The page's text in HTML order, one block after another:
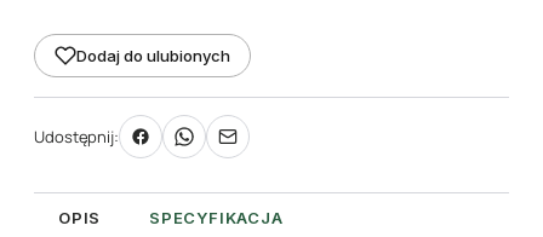
17
x
250
mm
rolka
1000
Dodaj do ulubionych
Udostępnij:
OPIS SPECYFIKACJA